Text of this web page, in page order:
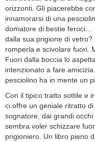
orizzonti. Gli piacerebbe
innamorarsi di una
domatore di bestie feroci…
dalla sua prigione di
romperla e scivolare fuori.
Fuori dalla boccia lo
intenzionato a fare
pesciolino ha in mente un
Con il tipico tratto sottile e
ci offre un geniale ritratto
sognatore, dai grandi
sembra voler schizzare
prigioniero. Un libro pieno